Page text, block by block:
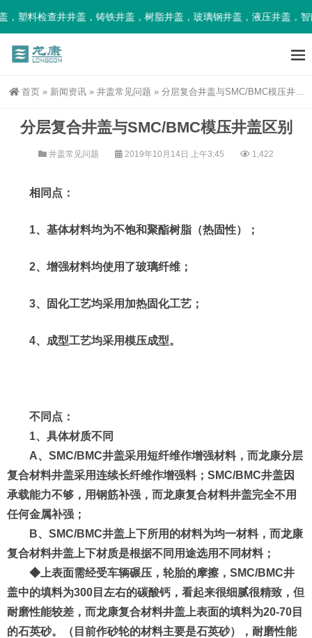
塑料检查井井盖，铸铁井盖，树脂井盖，玻璃钢井盖，液压井盖，智
首页 » 新闻资讯 » 井盖常见问题 » 分层复合井盖与SMC/BMC模压井盖区别
分层复合井盖与SMC/BMC模压井盖区别
井盖常见问题 2019年10月14日 上午3:45 1,422
相同点：
1、基体材料均为不饱和聚酯树脂（热固性）；
2、增强材料均使用了玻璃纤维；
3、固化工艺均采用加热固化工艺；
4、成型工艺均采用模压成型。
不同点：
1、具体材质不同
A、SMC/BMC井盖采用短纤维作增强材料，而龙康分层
复合材料井盖采用连续长纤维作增强料；SMC/BMC井盖因
承载能力不够，用钢筋补强，而龙康复合材料井盖完全不用
任何金属补强；
B、SMC/BMC井盖上下所用的材料为均一材料，而龙康
复合材料井盖上下材质是根据不同用途选用不同材料；
◆上表面需经受车辆碾压，轮胎的摩擦，SMC/BMC井
盖中的填料为300目左右的碳酸钙，看起来很细腻很精致，但
耐磨性能较差，而龙康复合材料井盖上表面的填料为20-70目
的石英砂。（目前作砂轮的材料主要是石英砂），耐磨性能